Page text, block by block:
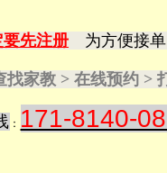
先注册 为方便接
家教 > 在线预约 >
： 171-8140-